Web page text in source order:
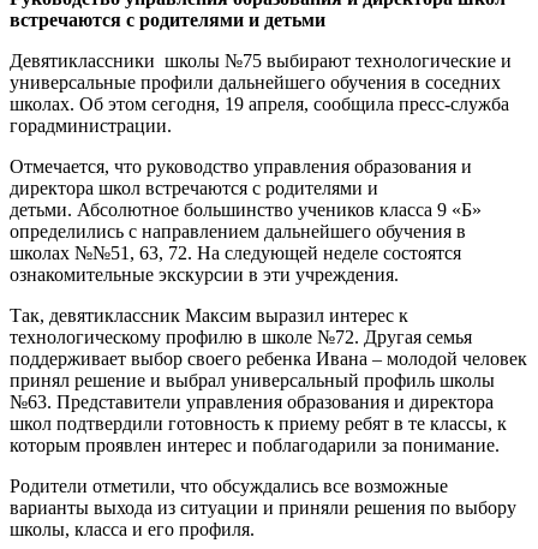
встречаются с родителями и детьми
Девятиклассники школы №75 выбирают технологические и
универсальные профили дальнейшего обучения в соседних
школах. Об этом сегодня, 19 апреля, сообщила пресс-служба
горадминистрации.
Отмечается, что руководство управления образования и
директора школ встречаются с родителями и
детьми. Абсолютное большинство учеников класса 9 «Б»
определились с направлением дальнейшего обучения в
школах №№51, 63, 72. На следующей неделе состоятся
ознакомительные экскурсии в эти учреждения.
Так, девятиклассник Максим выразил интерес к
технологическому профилю в школе №72. Другая семья
поддерживает выбор своего ребенка Ивана – молодой человек
принял решение и выбрал универсальный профиль школы
№63. Представители управления образования и директора
школ подтвердили готовность к приему ребят в те классы, к
которым проявлен интерес и поблагодарили за понимание.
Родители отметили, что обсуждались все возможные
варианты выхода из ситуации и приняли решения по выбору
школы, класса и его профиля.